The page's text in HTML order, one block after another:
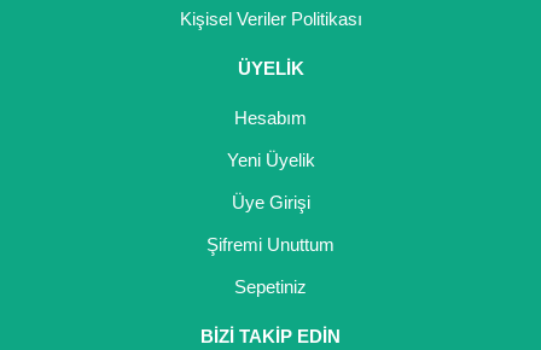
Kişisel Veriler Politikası
ÜYELİK
Hesabım
Yeni Üyelik
Üye Girişi
Şifremi Unuttum
Sepetiniz
BİZİ TAKİP EDİN